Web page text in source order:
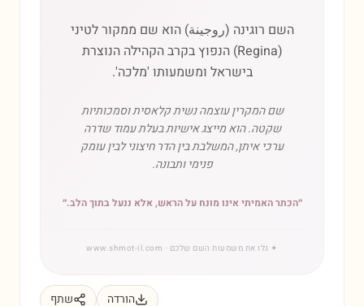
השם רוגינה (روجينة) הוא שם ממקור לטיני
(Regina) הנפוץ בקרב הקהילה הנוצרת
בישראל ומשמעותו 'מלכה'.
שם המקרין עוצמה נשית קלאסית וסמכותיות
שקטה. הוא מייצג אישיות בעלת עמוד שדרה
ערכי איתן, המשלבת בין הדר חיצוני לבין עומק
פנימי ותבונה.
״הכתר האמיתי אינו מונח על הראש, אלא ננעל בתוך הלב.״
✦ גלו את משמעות השם שלכם · www.shmot-il.com
הורדה שתף